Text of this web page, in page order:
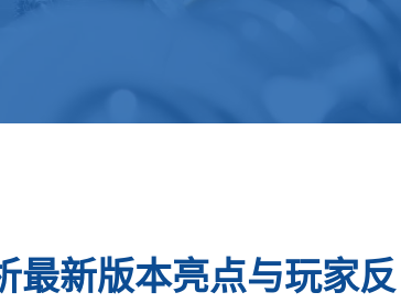
最新版本亮点与玩家反